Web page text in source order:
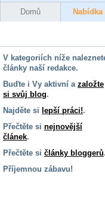
Domů
V kategoriích níže
články naší redakce.
Buďte i Vy aktivní a založte
si svůj blog.
Najděte si lepší práci!.
Přečtěte si nejnovější
článek.
Přečtěte si články bloggerů.
Příjemnou zábavu!